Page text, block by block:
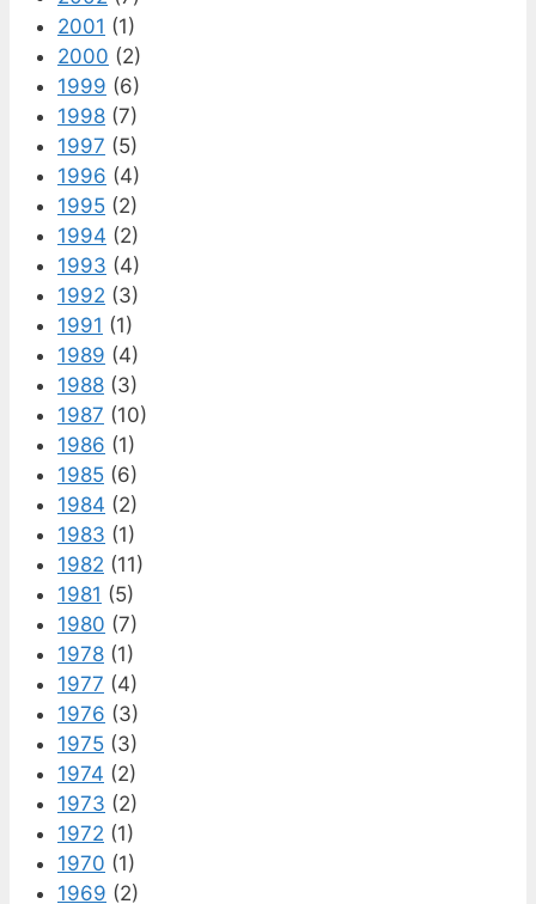
2001 (1)
2000 (2)
1999 (6)
1998 (7)
1997 (5)
1996 (4)
1995 (2)
1994 (2)
1993 (4)
1992 (3)
1991 (1)
1989 (4)
1988 (3)
1987 (10)
1986 (1)
1985 (6)
1984 (2)
1983 (1)
1982 (11)
1981 (5)
1980 (7)
1978 (1)
1977 (4)
1976 (3)
1975 (3)
1974 (2)
1973 (2)
1972 (1)
1970 (1)
1969 (2)